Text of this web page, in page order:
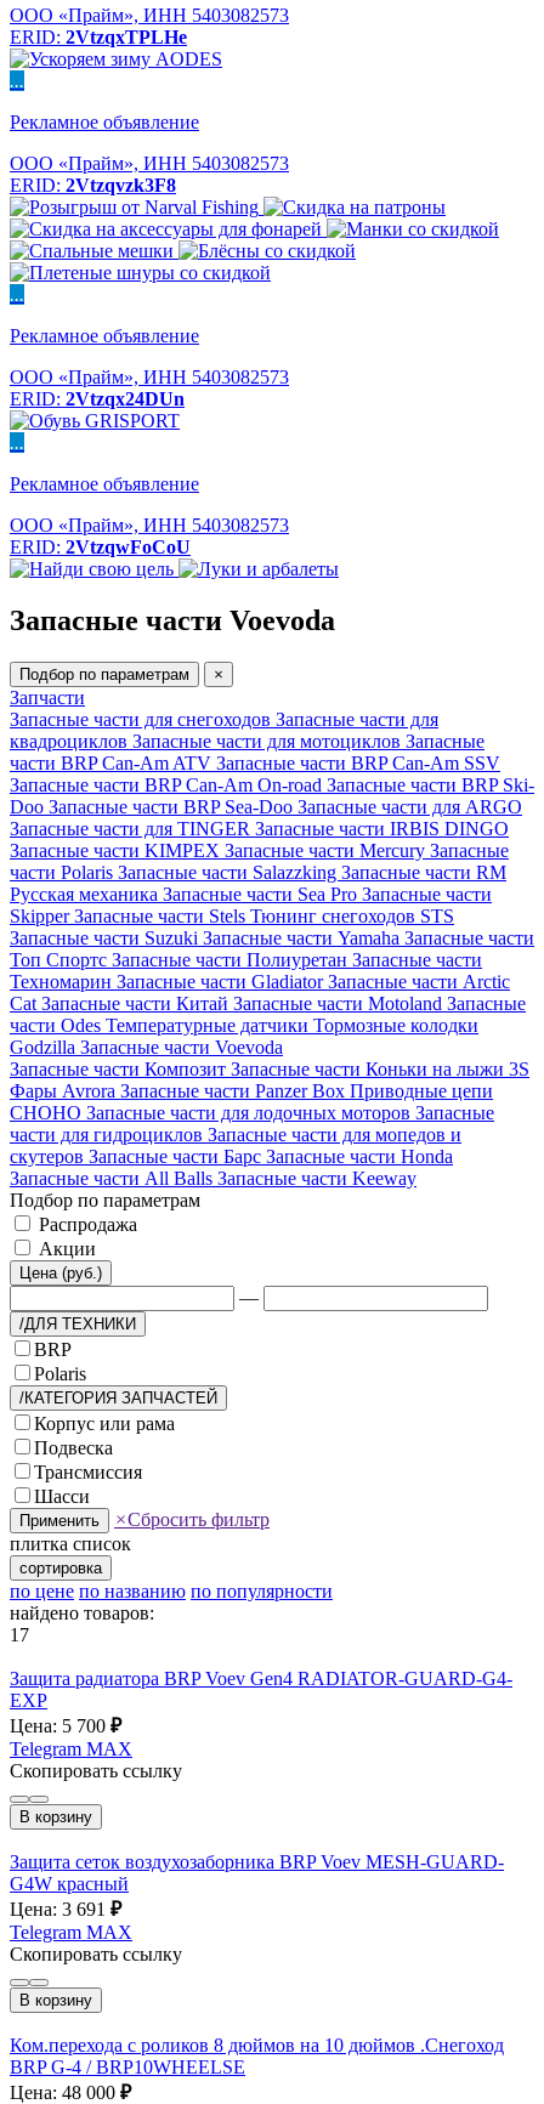
ООО «Прайм», ИНН 5403082573
ERID: 2VtzqxTPLHe
...
Рекламное объявление
ООО «Прайм», ИНН 5403082573
ERID: 2Vtzqvzk3F8
...
Рекламное объявление
ООО «Прайм», ИНН 5403082573
ERID: 2Vtzqx24DUn
...
Рекламное объявление
ООО «Прайм», ИНН 5403082573
ERID: 2VtzqwFoCoU
Запасные части Voevoda
Подбор по параметрам ×
Запчасти
Запасные части для снегоходов Запасные части для
квадроциклов Запасные части для мотоциклов Запасные
части BRP Can-Am ATV Запасные части BRP Can-Am SSV
Запасные части BRP Can-Am On-road Запасные части BRP Ski-
Doo Запасные части BRP Sea-Doo Запасные части для ARGO
Запасные части для TINGER Запасные части IRBIS DINGO
Запасные части KIMPEX Запасные части Mercury Запасные
части Polaris Запасные части Salazzking Запасные части RM
Русская механика Запасные части Sea Pro Запасные части
SkipperЗапасные части Stels Тюнинг снегоходов STS
Запасные части Suzuki Запасные части Yamaha Запасные части
Топ Спортс Запасные части Полиуретан Запасные части
Техномарин Запасные части GladiatorЗапасные части Arctic
Cat Запасные части Китай Запасные части Motoland Запасные
части Odes Температурные датчики Тормозные колодки
Godzilla Запасные части Voevoda
Запасные части Композит Запасные части Коньки на лыжи 3S
Фары Avrora Запасные части Panzer Box Приводные цепи
CHOHO Запасные части для лодочных моторов Запасные
части для гидроциклов Запасные части для мопедов и
скутеров Запасные части Барс Запасные части Honda
Запасные части All Balls Запасные части Keeway
Подбор по параметрам
Распродажа
Акции
Цена (руб.)
—
/ДЛЯ ТЕХНИКИ
BRP
Polaris
/КАТЕГОРИЯ ЗАПЧАСТЕЙ
Корпус или рама
Подвеска
Трансмиссия
Шасси
Применить ×Сбросить фильтр
плитка список
сортировка
по цене по названию по популярности
найдено товаров:
17
Защита радиатора BRP Voev Gen4 RADIATOR-GUARD-G4-
EXP
Цена: 5 700 ₽
Telegram MAX
Скопировать ссылку
В корзину
Защита сеток воздухозаборника BRP Voev MESH-GUARD-
G4W красный
Цена: 3 691 ₽
Telegram MAX
Скопировать ссылку
В корзину
Ком.перехода с роликов 8 дюймов на 10 дюймов .Снегоход
BRP G-4 / BRP10WHEELSE
Цена: 48 000 ₽